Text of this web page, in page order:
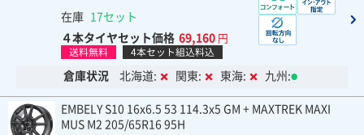
在庫 17セット
４本タイヤセット価格 69,160 円
送料無料 4本セット組込料込
倉庫状況 北海道: 関東: 東海: 九州:
EMBELY S10 16x6.5 53 114.3x5 GM + MAXTREK MAXI
MUS M2 205/65R16 95H